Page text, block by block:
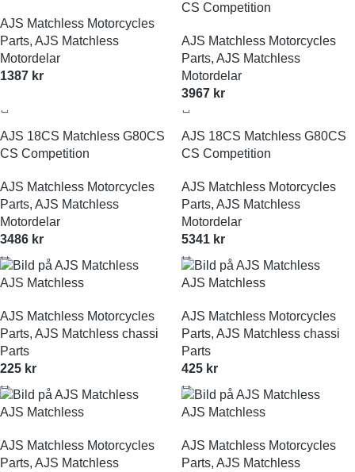
AJS Matchless Motorcycles
Parts, AJS Matchless
Motordelar
1387 kr
CS Competition
AJS Matchless Motorcycles
Parts, AJS Matchless
Motordelar
3967 kr
AJS 18CS Matchless G80CS
CS Competition
AJS Matchless Motorcycles
Parts, AJS Matchless
Motordelar
3486 kr
AJS 18CS Matchless G80CS
CS Competition
AJS Matchless Motorcycles
Parts, AJS Matchless
Motordelar
5341 kr
AJS Matchless
AJS Matchless Motorcycles
Parts, AJS Matchless chassi
Parts
225 kr
AJS Matchless
AJS Matchless Motorcycles
Parts, AJS Matchless chassi
Parts
425 kr
AJS Matchless
AJS Matchless Motorcycles
Parts, AJS Matchless
AJS Matchless
AJS Matchless Motorcycles
Parts, AJS Matchless